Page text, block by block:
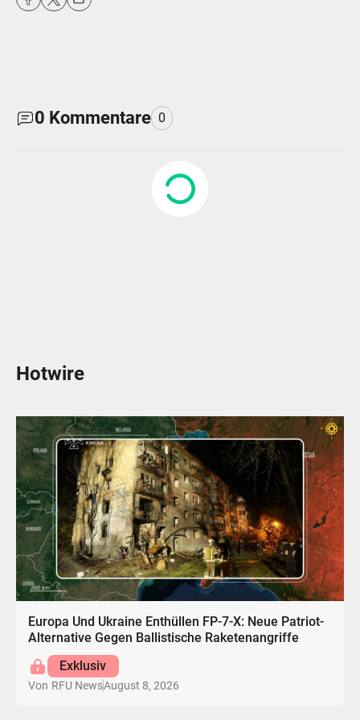
0 Kommentare 0
Hotwire
Europa Und Ukraine Enthüllen FP-7-X: Neue Patriot-
Alternative Gegen Ballistische Raketenangriffe
Exklusiv
Von RFU NewsAugust 8, 2026